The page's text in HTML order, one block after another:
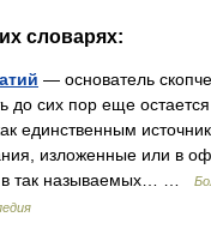
словарях:
— основатель
до сих пор еще
единственным
изложенные или в
в так называемых… …